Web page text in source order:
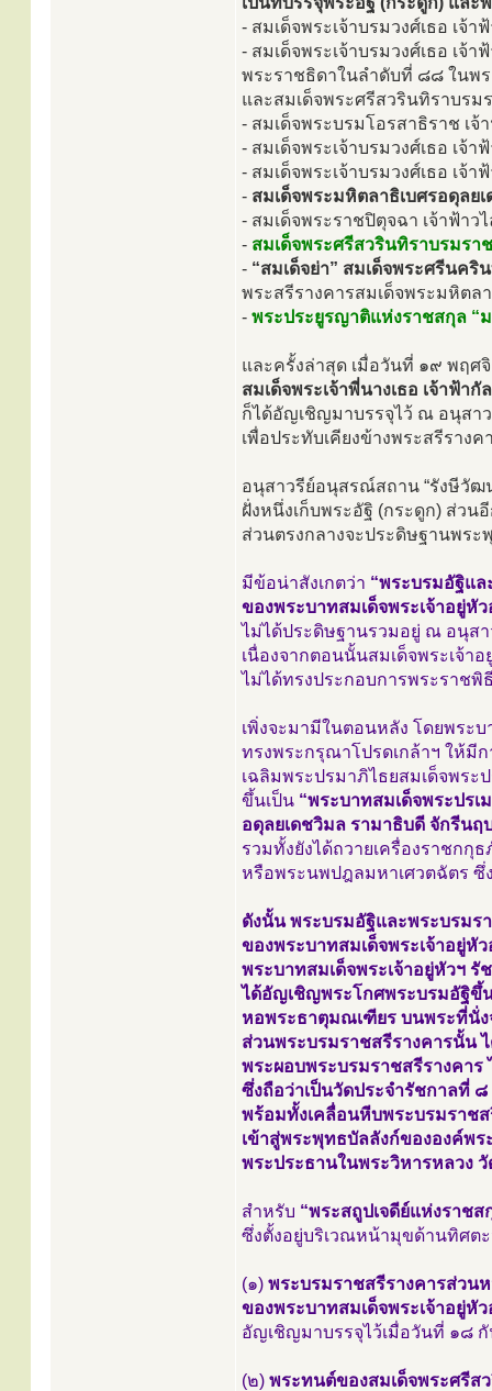
- สมเด็จพระเจ้าบรมวงศ์เธอ เจ้
- สมเด็จพระเจ้าบรมวงศ์เธอ เ
พระราชธิดาในลำดับที่ ๘๘ ในพ
และสมเด็จพระศรีสวรินทิราบรม
- สมเด็จพระบรมโอรสาธิราช เ
- สมเด็จพระเจ้าบรมวงศ์เธอ เ
- สมเด็จพระเจ้าบรมวงศ์เธอ เ
- สมเด็จพระมหิตลาธิเบศรอดุลย
- สมเด็จพระราชปิตุจฉา เจ้าฟ้า
- สมเด็จพระศรีสวรินทิราบรมรา
- “สมเด็จย่า” สมเด็จพระศรีนค
พระสรีรางคารสมเด็จพระมหิตล
- พระประยูรญาติแห่งราชสกุล “
และครั้งล่าสุด เมื่อวันที่ ๑๙ พฤศ
สมเด็จพระเจ้าพี่นางเธอ เจ้าฟ้
ก็ได้อัญเชิญมาบรรจุไว้ ณ อนุสา
เพื่อประทับเคียงข้างพระสรีราง
อนุสาวรีย์อนุสรณ์สถาน “รังษีวัฒ
ฝั่งหนึ่งเก็บพระอัฐิ (กระดูก) ส่วน
ส่วนตรงกลางจะประดิษฐานพร
มีข้อน่าสังเกตว่า “พระบรมอัฐิแล
ของพระบาทสมเด็จพระเจ้าอยู่
ไม่ได้ประดิษฐานรวมอยู่ ณ อนุส
เนื่องจากตอนนั้นสมเด็จพระเจ้
ไม่ได้ทรงประกอบการพระราช
เพิ่งจะมามีในตอนหลัง โดยพระ
ทรงพระกรุณาโปรดเกล้าฯ ให้มี
เฉลิมพระปรมาภิไธยสมเด็จพร
ขึ้นเป็น “พระบาทสมเด็จพระปร
อดุลยเดชวิมล รามาธิบดี จักรีน
รวมทั้งยังได้ถวายเครื่องราชกกุ
หรือพระนพปฎลมหาเศวตฉัตร ซึ่
ดังนั้น พระบรมอัฐิและพระบรมร
ของพระบาทสมเด็จพระเจ้าอยู่
พระบาทสมเด็จพระเจ้าอยู่หัวฯ รั
ได้อัญเชิญพระโกศพระบรมอัฐิขึ้
หอพระธาตุมณเฑียร บนพระที่นั่
ส่วนพระบรมราชสรีรางคารนั้น
พระผอบพระบรมราชสรีรางคาร
ซึ่งถือว่าเป็นวัดประจำรัชกาลที่
พร้อมทั้งเคลื่อนหีบพระบรมราชส
เข้าสู่พระพุทธบัลลังก์ขององค์พ
พระประธานในพระวิหารหลวง
สำหรับ “พระสถูปเจดีย์แห่งราช
ซึ่งตั้งอยู่บริเวณหน้ามุขด้านทิศต
(๑) พระบรมราชสรีรางคารส่วน
ของพระบาทสมเด็จพระเจ้าอยู่
อัญเชิญมาบรรจุไว้เมื่อวันที่ ๑๘
(๒) พระทนต์ของสมเด็จพระศรีส